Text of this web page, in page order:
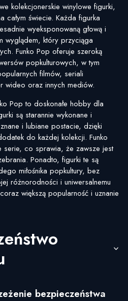
kolekcjonerskie winylowe figurki,
całym świecie. Każda figurka
wyeksponowaną głową i
wyglądem, który przyciąga
Funko Pop oferuje szeroką
popkulturowych, w tym
filmów, seriali
wideo oraz innych mediów.
Pop to doskonałe hobby dla
są starannie wykonane i
i lubiane postacie, dzięki
do każdej kolekcji. Funko
serie, co sprawia, że zawsze jest
Ponadto, figurki te są
miłośnika popkultury, bez
różnorodności i uniwersalnemu
większą popularność i uznanie
bezpieczeństwa